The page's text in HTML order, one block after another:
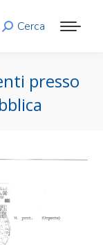
Search:
Cerca
presso